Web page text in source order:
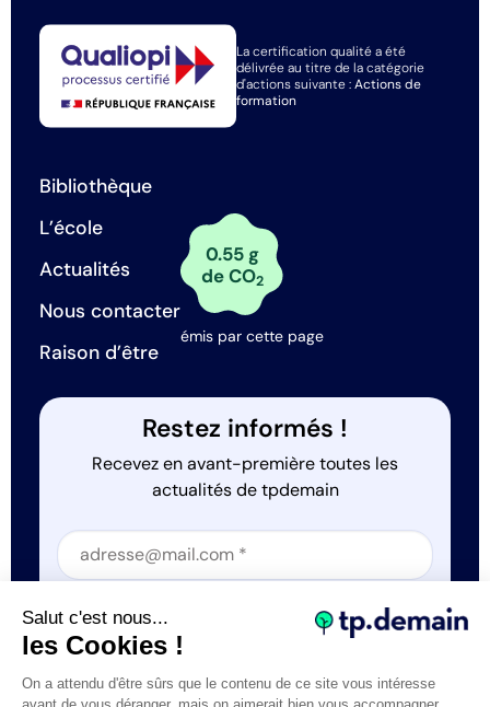
La certification qualité a été
délivrée au titre de la catégorie
d'actions suivante :Actions de
formation
Bibliothèque
L’école
Actualités
Nous contacter
Raison d’être
0.55 g
de CO2
émis par cette page
Restez informés !
Recevez en avant-première toutes les
actualités de tpdemain
Section
Section
J'accepte que tp.demain utilise mes informations
Salut c'est nous...
les Cookies !
On a attendu d'être sûrs que le contenu de ce site vous intéresse
avant de vous déranger, mais on aimerait bien vous accompagner